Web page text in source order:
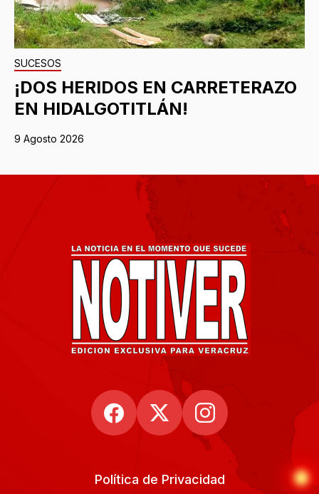
SUCESOS
¡DOS HERIDOS EN CARRETERAZO
EN HIDALGOTITLÁN!
9 Agosto 2026
Política de Privacidad